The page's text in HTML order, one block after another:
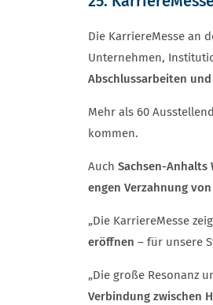
Die KarriereMesse an
Unternehmen,
Abschlussarbeiten
Mehr als 60
kommen.
Auch Sachsen-Anhalts
engen Verzahnung
„Die KarriereMesse
eröffnen – für unsere
„Die große Resonanz
Verbindung zwischen